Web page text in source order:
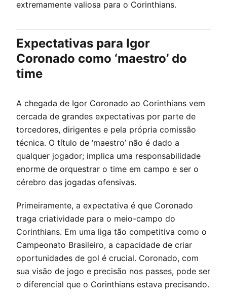
extremamente valiosa para o Corinthians.
Expectativas para Igor
Coronado como ‘maestro’ do
time
A chegada de Igor Coronado ao Corinthians vem
cercada de grandes expectativas por parte de
torcedores, dirigentes e pela própria comissão
técnica. O título de ‘maestro’ não é dado a
qualquer jogador; implica uma responsabilidade
enorme de orquestrar o time em campo e ser o
cérebro das jogadas ofensivas.
Primeiramente, a expectativa é que Coronado
traga criatividade para o meio-campo do
Corinthians. Em uma liga tão competitiva como o
Campeonato Brasileiro, a capacidade de criar
oportunidades de gol é crucial. Coronado, com
sua visão de jogo e precisão nos passes, pode ser
o diferencial que o Corinthians estava precisando.